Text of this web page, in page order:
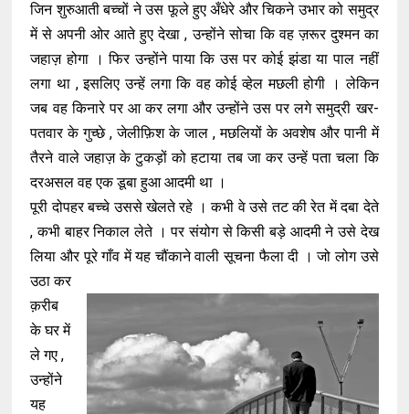
जिन शुरुआती बच्चों ने उस फूले हुए अँधेरे और चिकने उभार को समुद्र
में से अपनी ओर आते हुए देखा , उन्होंने सोचा कि वह ज़रूर दुश्मन का
जहाज़ होगा । फिर उन्होंने पाया कि उस पर कोई झंडा या पाल नहीं
लगा था , इसलिए उन्हें लगा कि वह कोई व्हेल मछली होगी । लेकिन
जब वह किनारे पर आ कर लगा और उन्होंने उस पर लगे समुद्री खर-
पतवार के गुच्छे , जेलीफ़िश के जाल , मछलियों के अवशेष और पानी में
तैरने वाले जहाज़ के टुकड़ों को हटाया तब जा कर उन्हें पता चला कि
दरअसल वह एक डूबा हुआ आदमी था ।
पूरी दोपहर बच्चे उससे खेलते रहे । कभी वे उसे तट की रेत में दबा देते
, कभी बाहर निकाल लेते । पर संयोग से किसी बड़े आदमी ने उसे देख
लिया और पूरे गाँव में यह चौंकाने वाली सूचना फैला दी । जो लोग उसे
उठा कर
क़रीब
के घर में
ले गए ,
उन्होंने
यह